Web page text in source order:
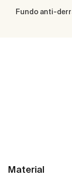
Fundo anti-
Material